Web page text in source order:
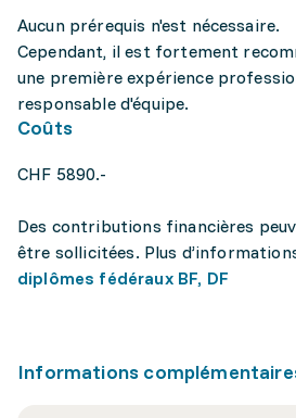
Aucun prérequis n'est nécessaire.
Cependant, il est fortement
une première expérience
responsable d'équipe.
Coûts
CHF 5890.-
Des contributions financières
être sollicitées. Plus
diplômes fédéraux BF, DF
Informations